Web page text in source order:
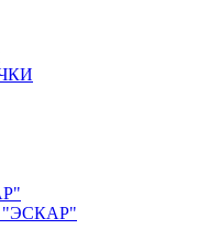
"ЭСКАР"